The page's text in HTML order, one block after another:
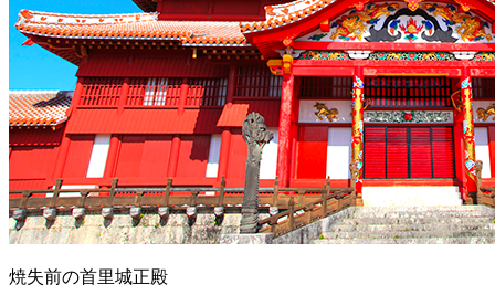
焼失前の首里城正殿